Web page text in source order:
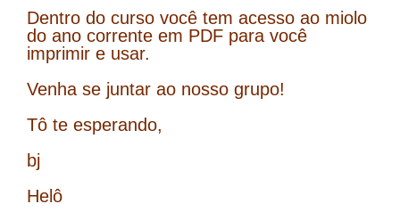
Dentro do curso você tem acesso ao miolo
do ano corrente em PDF para você
imprimir e usar.
Venha se juntar ao nosso grupo!
Tô te esperando,
bj
Helô